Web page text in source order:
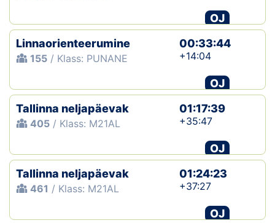
OJ
Linnaorienteerumine
155 / Klass: PUNANE
00:33:44
+14:04
OJ
Tallinna neljapäevak
405 / Klass: M21AL
01:17:39
+35:47
OJ
Tallinna neljapäevak
461 / Klass: M21AL
01:24:23
+37:27
OJ